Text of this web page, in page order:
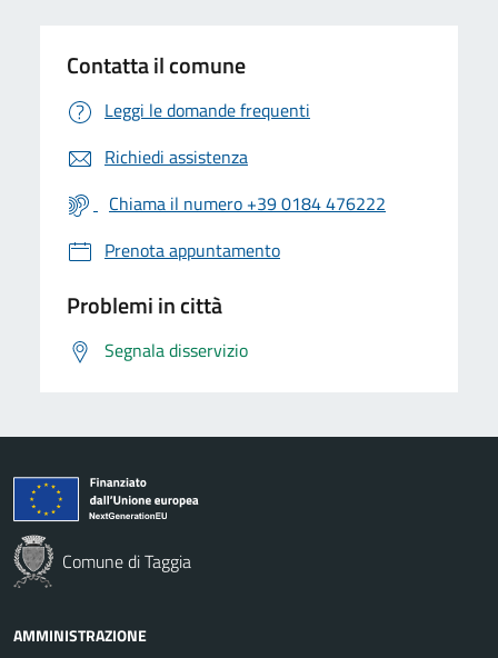
Contatta il comune
Leggi le domande frequenti
Richiedi assistenza
Chiama il numero +39 0184 476222
Prenota appuntamento
Problemi in città
Segnala disservizio
Comune di Taggia
AMMINISTRAZIONE